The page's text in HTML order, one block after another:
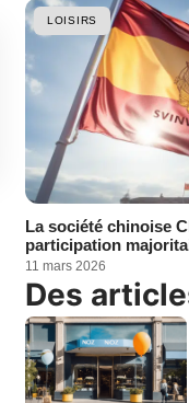
LOISIRS
La société chinoise
participation
11 mars 2026
Des